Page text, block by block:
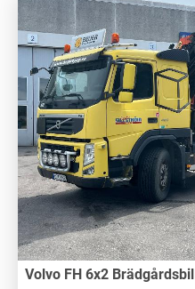
Volvo FH 6x2 Brädgårdsbil